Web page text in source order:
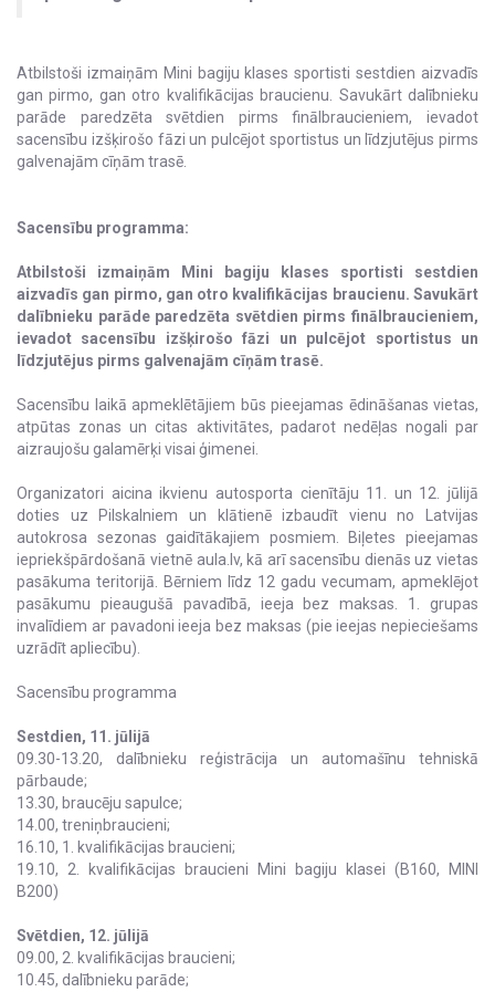
Atbilstoši izmaiņām Mini bagiju klases sportisti sestdien aizvadīs
gan pirmo, gan otro kvalifikācijas braucienu. Savukārt dalībnieku
parāde paredzēta svētdien pirms finālbraucieniem, ievadot
sacensību izšķirošo fāzi un pulcējot sportistus un līdzjutējus pirms
galvenajām cīņām trasē.
Sacensību programma:
Atbilstoši izmaiņām Mini bagiju klases sportisti sestdien
aizvadīs gan pirmo, gan otro kvalifikācijas braucienu. Savukārt
dalībnieku parāde paredzēta svētdien pirms finālbraucieniem,
ievadot sacensību izšķirošo fāzi un pulcējot sportistus un
līdzjutējus pirms galvenajām cīņām trasē.
Sacensību laikā apmeklētājiem būs pieejamas ēdināšanas vietas,
atpūtas zonas un citas aktivitātes, padarot nedēļas nogali par
aizraujošu galamērķi visai ģimenei.
Organizatori aicina ikvienu autosporta cienītāju 11. un 12. jūlijā
doties uz Pilskalniem un klātienē izbaudīt vienu no Latvijas
autokrosa sezonas gaidītākajiem posmiem. Biļetes pieejamas
iepriekšpārdošanā vietnē aula.lv, kā arī sacensību dienās uz vietas
pasākuma teritorijā. Bērniem līdz 12 gadu vecumam, apmeklējot
pasākumu pieaugušā pavadībā, ieeja bez maksas. 1. grupas
invalīdiem ar pavadoni ieeja bez maksas (pie ieejas nepieciešams
uzrādīt apliecību).
Sacensību programma
Sestdien, 11. jūlijā
09.30-13.20, dalībnieku reģistrācija un automašīnu tehniskā
pārbaude;
13.30, braucēju sapulce;
14.00, treniņbraucieni;
16.10, 1. kvalifikācijas braucieni;
19.10, 2. kvalifikācijas braucieni Mini bagiju klasei (B160, MINI
B200)
Svētdien, 12. jūlijā
09.00, 2. kvalifikācijas braucieni;
10.45, dalībnieku parāde;